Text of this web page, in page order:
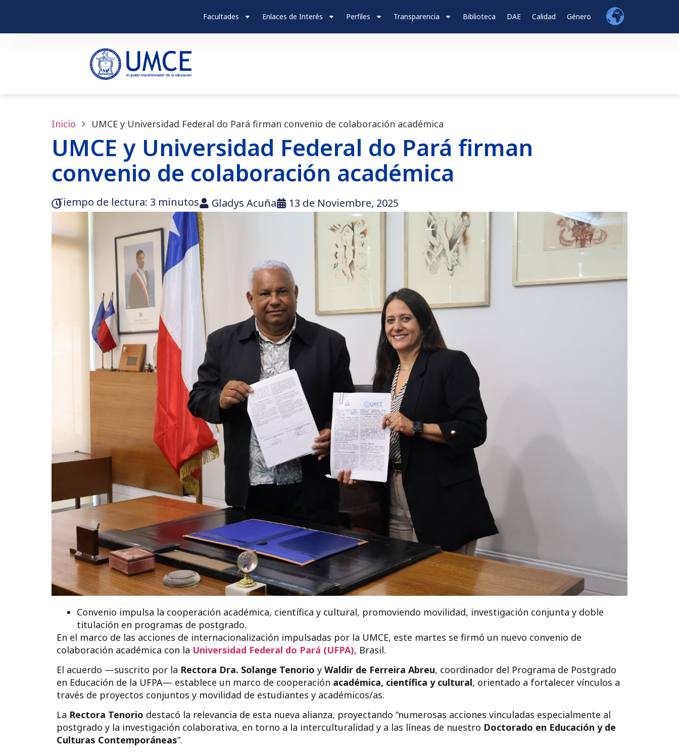
Facultades Enlaces de Interés Perfiles Transparencia Biblioteca DAE Calidad Género
Inicio UMCE y Universidad Federal do Pará firman convenio de colaboración académica
UMCE y Universidad Federal do Pará firman
convenio de colaboración académica
Tiempo de lectura:‎ 3 minutos Gladys Acuña 13 de Noviembre, 2025
Convenio impulsa la cooperación académica, científica y cultural, promoviendo movilidad, investigación conjunta y doble
titulación en programas de postgrado.
En el marco de las acciones de internacionalización impulsadas por la UMCE, este martes se firmó un nuevo convenio de
colaboración académica con la Universidad Federal do Pará (UFPA), Brasil.
El acuerdo —suscrito por la Rectora Dra. Solange Tenorio y Waldir de Ferreira Abreu, coordinador del Programa de Postgrado
en Educación de la UFPA— establece un marco de cooperación académica, científica y cultural, orientado a fortalecer vínculos a
través de proyectos conjuntos y movilidad de estudiantes y académicos/as.
La Rectora Tenorio destacó la relevancia de esta nueva alianza, proyectando “numerosas acciones vinculadas especialmente al
postgrado y la investigación colaborativa, en torno a la interculturalidad y a las líneas de nuestro Doctorado en Educación y de
Culturas Contemporáneas”.